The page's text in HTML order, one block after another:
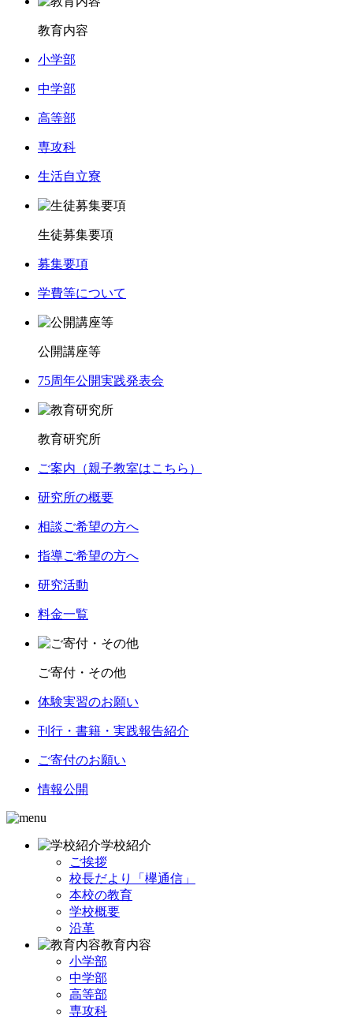
教育内容
小学部
中学部
高等部
専攻科
生活自立寮
生徒募集要項
募集要項
学費等について
公開講座等
75周年公開実践発表会
教育研究所
ご案内（親子教室はこちら）
研究所の概要
相談ご希望の方へ
指導ご希望の方へ
研究活動
料金一覧
ご寄付・その他
体験実習のお願い
刊行・書籍・実践報告紹介
ご寄付のお願い
情報公開
学校紹介
ご挨拶
校長だより「欅通信」
本校の教育
学校概要
沿革
教育内容
小学部
中学部
高等部
専攻科